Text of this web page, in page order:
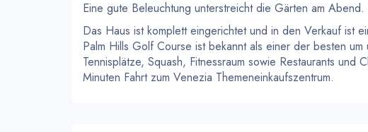
Eine gute Beleuchtung unterstreicht die Gärten am Abend.
Das Haus ist komplett eingerichtet und in den Verkauf ist
Palm Hills Golf Course ist bekannt als einer der besten
Tennisplätze, Squash, Fitnessraum sowie Restaurants
Minuten Fahrt zum Venezia Themeneinkaufszentrum.